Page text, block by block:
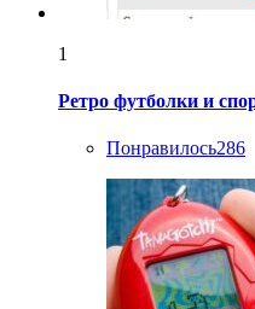
1
Ретро футболки и
Понравилось286